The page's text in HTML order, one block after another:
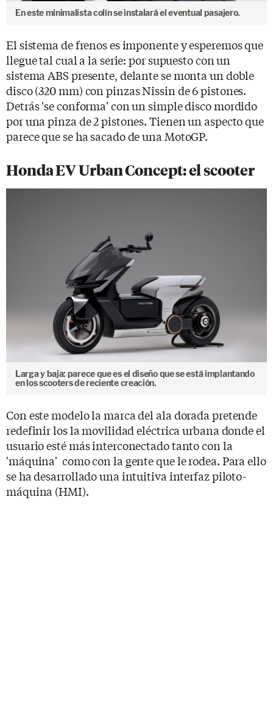
En este minimalista colín se instalará el eventual pasajero.
El sistema de frenos es imponente y esperemos que
llegue tal cual a la serie: por supuesto con un
sistema ABS presente, delante se monta un doble
disco (320 mm) con pinzas Nissin de 6 pistones.
Detrás 'se conforma' con un simple disco mordido
por una pinza de 2 pistones. Tienen un aspecto que
parece que se ha sacado de una MotoGP.
Honda EV Urban Concept: el scooter
Larga y baja: parece que es el diseño que se está implantando
en los scooters de reciente creación.
Con este modelo la marca del ala dorada pretende
redefinir los la movilidad eléctrica urbana donde el
usuario esté más interconectado tanto con la
'máquina' como con la gente que le rodea. Para ello
se ha desarrollado una intuitiva interfaz piloto-
máquina (HMI).